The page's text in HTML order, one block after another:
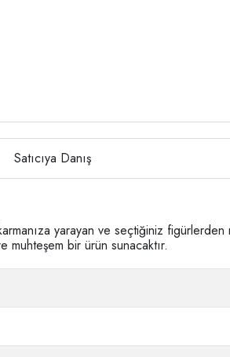
Satıcıya Danış
yarayan ve seçtiğiniz
muhteşem bir ürün sunacaktır.